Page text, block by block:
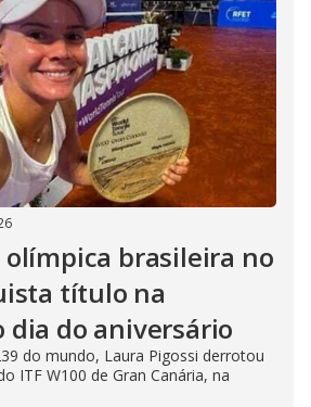
brasileira no
título na
dia do aniversário
do mundo, Laura Pigossi derrotou
ITF W100 de Gran Canária, na